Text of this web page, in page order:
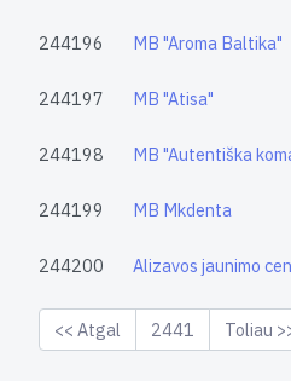
244196 MB "Aroma Baltika"
244197 MB "Atisa"
244198 MB "Autentiška
244199 MB Mkdenta
244200 Alizavos jaunimo
<< Atgal 2441 Toliau